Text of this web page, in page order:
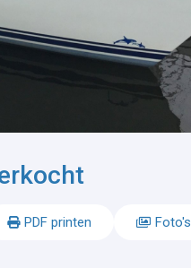
PDF printen Foto's